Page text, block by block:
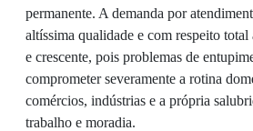
permanente. A demanda por
altíssima qualidade e com respeito total
e crescente, pois problemas de
comprometer severamente a rotina
comércios, indústrias e a própria
trabalho e moradia.